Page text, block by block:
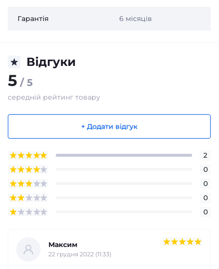
Гарантія 6 місяців
Відгуки
5 / 5
середній рейтинг товару
+ Додати відгук
2
0
0
0
0
Максим
22 грудня 2022 (11:33)